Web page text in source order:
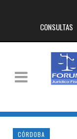
CONSULTAS
CÓRDOBA